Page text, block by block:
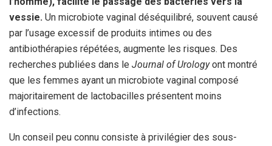
vessie. Un microbiote vaginal déséquilibré, souvent causé
par l’usage excessif de produits intimes ou des
antibiothérapies répétées, augmente les risques. Des
recherches publiées dans le Journal of Urologyont montré
que les femmes ayant un microbiote vaginal composé
majoritairement de lactobacilles présentent moins
d’infections.
Un conseil peu connu consiste à privilégier des sous-